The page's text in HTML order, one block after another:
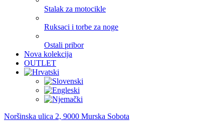
Stalak za motocikle
Ruksaci i torbe za noge
Ostali pribor
Nova kolekcija
OUTLET
Noršinska ulica 2, 9000 Murska Sobota